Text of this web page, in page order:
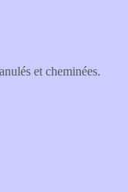
et cheminées.